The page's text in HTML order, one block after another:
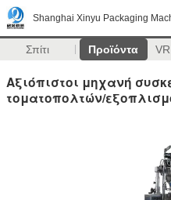
Shanghai Xinyu Packaging
Σπίτι Προϊόντα
Αξιόπιστοι μηχανή
τοματοπολτών/